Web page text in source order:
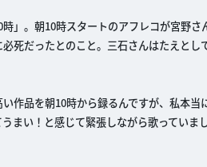
」。朝10時スタートのアフレコが宮野
死だったとのこと。三石さんはたえと
作品を朝10時から録るんですが、私本当
まい！と感じて緊張しながら歌ってい